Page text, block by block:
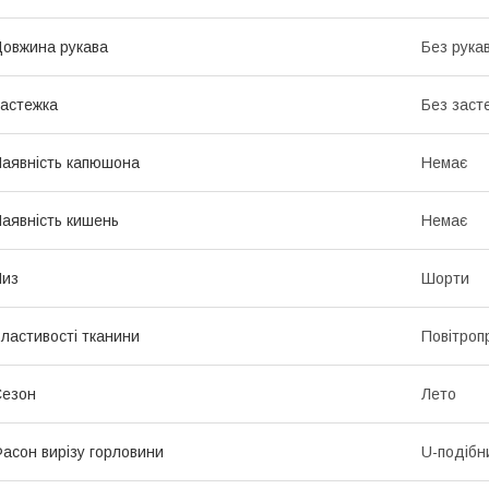
рукава Без
Без
капюшона Немає
кишень Немає
Шорти
тканини
Лето
вирізу горловини U-